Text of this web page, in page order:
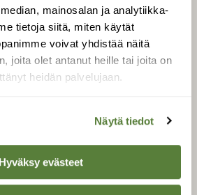
mainosalan ja analytiikka-
tietoja siitä, miten käytät
voivat yhdistää näitä
joita olet antanut heille tai joita on
heidän palvelujaan.
Näytä tiedot
Hyväksy evästeet
SUOMEN LUONNON­
SUOJELU­LIITTO
Suomen Luonto -lehden
luonnonsuojelu­liitto.